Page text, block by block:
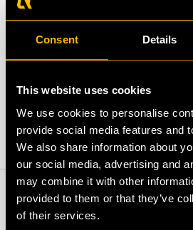
Consent Details
This website uses cookies
We use cookies to personalise
provide social media features and
We also share information about
our social media, advertising and
may combine it with other
provided to them or that they’ve
of their services.
Executive search
Een openstaande senior- of
een nieuwe uitdaging.